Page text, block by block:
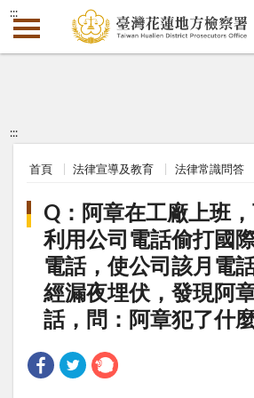
:::
:::
首頁 法律宣導及教育 法律常識問答
Q：阿章在工廠上班，
利用公司電話偷打國
電話，使公司該月電
經漏夜埋伏，發現阿
話，問：阿章犯了什